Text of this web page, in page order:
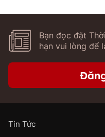
Bạn đọc đặt
hạn vui lòng để
Tin Tức